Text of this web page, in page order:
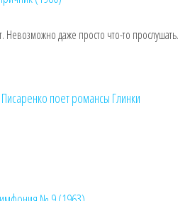
Невозможно даже просто что-то прослушать.
поет романсы Глинки